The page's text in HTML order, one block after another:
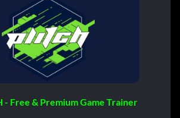
- Free & Premium Game Trainer